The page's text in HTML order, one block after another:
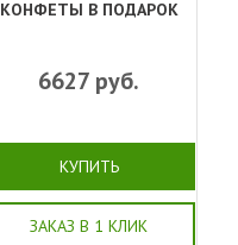
КОНФЕТЫ В ПОДАРОК
6627 руб.
КУПИТЬ
ЗАКАЗ В 1 КЛИК